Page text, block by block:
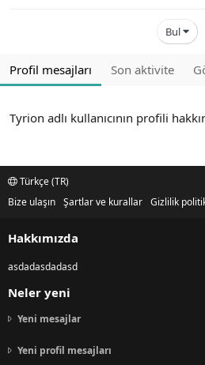
Bul
Profil mesajları Son aktivite
Tyrion adlı kullanıcının profili
Türkçe (TR)
Bize ulaşın Şartlar ve kurallar Gizlilik
Hakkımızda
asdadasdadasd
Neler yeni
Yeni mesajlar
Yeni profil mesajları